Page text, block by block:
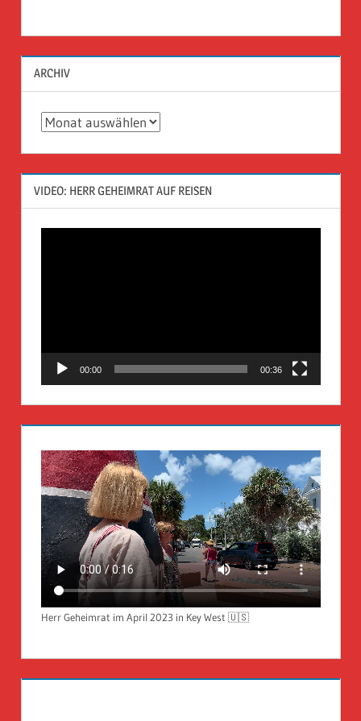
ARCHIV
Archiv
VIDEO: HERR GEHEIMRAT AUF REISEN
00:00 00:36
Herr Geheimrat im April 2023 in Key West 🇺🇸